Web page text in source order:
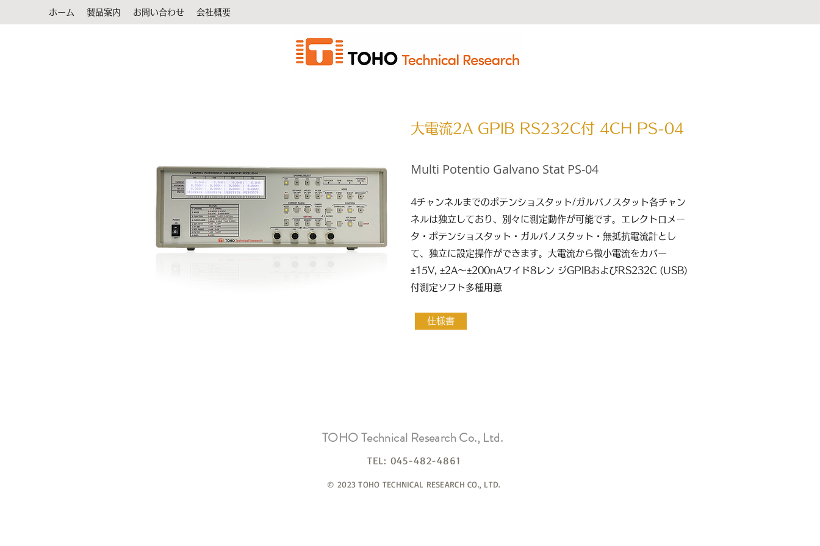
ホーム 製品案内 お問い合わせ 会社概要
大電流2A GPIB RS232C付 4CH PS-04
Multi Potentio Galvano Stat PS-04
4チャンネルまでのポテンショスタット/ガルバノスタット各チャン
ネルは独立しており、別々に測定動作が可能です。エレクトロメー
タ・ポテンショスタット・ガルバノスタット・無抵抗電流計とし
て、独立に設定操作ができます。大電流から微小電流をカバー
±15V, ±2A～±200nAワイド8レン ジGPIBおよびRS232C (USB)
付測定ソフト多種用意
仕様書
TOHO Technical Research Co., Ltd.
TEL: 045-482-4861
© 2023 TOHO TECHNICAL RESEARCH CO., LTD.